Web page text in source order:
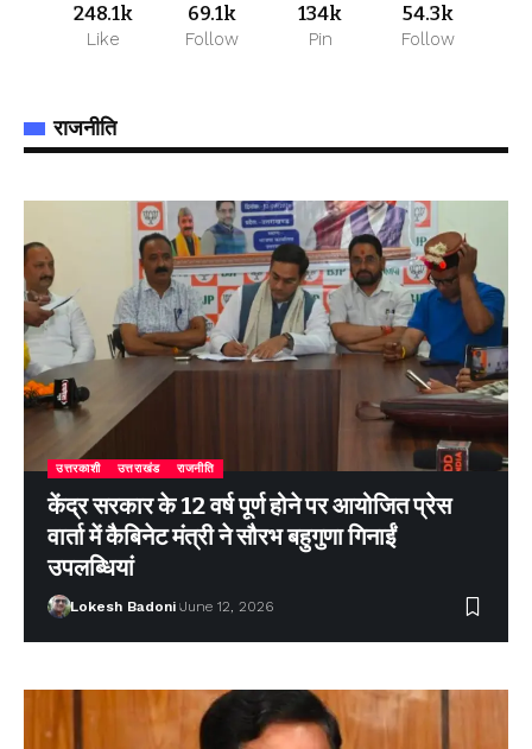
248.1k
Like
69.1k
Follow
134k
Pin
54.3k
Follow
राजनीति
उत्तरकाशी उत्तराखंड राजनीति
केंद्र सरकार के 12 वर्ष पूर्ण होने पर आयोजित प्रेस
वार्ता में कैबिनेट मंत्री ने सौरभ बहुगुणा गिनाईं
उपलब्धियां
Lokesh Badoni June 12, 2026